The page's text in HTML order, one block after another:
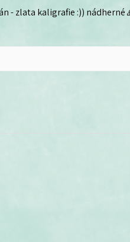
- zlata kaligrafie :))